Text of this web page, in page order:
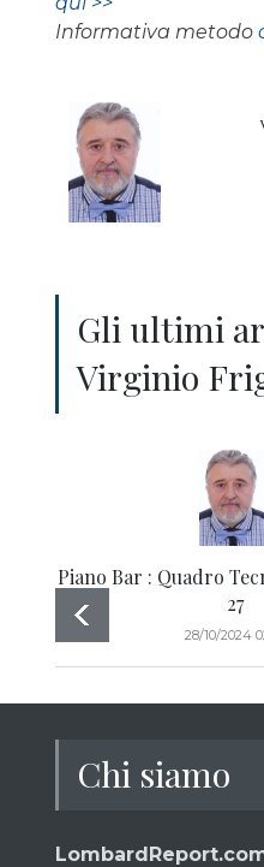
Informativa metodo
Gli ultimi
Virginio
Piano Bar : Quadro
27
28/10/2024
Chi siamo